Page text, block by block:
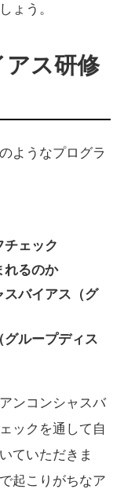
ょう。
アス研修
ようなプログラ
ェック
れるのか
スバイアス（グ
ループディス
ンコンシャスバ
ックを通して自
ていただきま
起こりがちなア